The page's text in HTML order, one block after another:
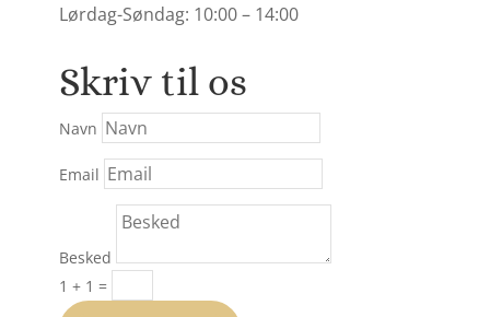
Lørdag-Søndag: 10:00 – 14:00
Skriv til os
Navn
Email
Besked
1 + 1 =